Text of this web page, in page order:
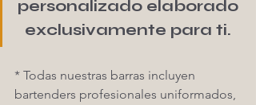
personalizado elaborado
exclusivamente para ti.
* Todas nuestras barras incluyen
bartenders profesionales uniformados,